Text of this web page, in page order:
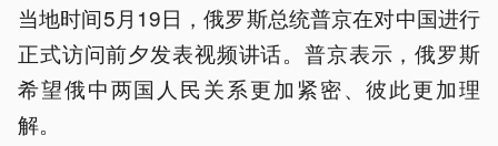
当地时间5月19日，俄罗斯总统普京在对中国进行
正式访问前夕发表视频讲话。普京表示，俄罗斯
希望俄中两国人民关系更加紧密、彼此更加理
解。